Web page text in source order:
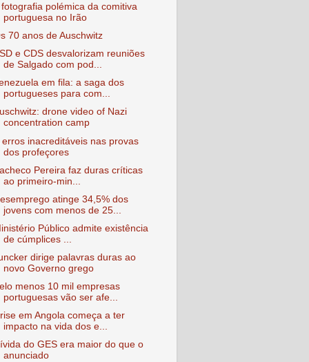
fotografia polémica da comitiva
portuguesa no Irão
70 anos de Auschwitz
e CDS desvalorizam reuniões
de Salgado com pod...
em fila: a saga dos
portugueses para com...
drone video of Nazi
concentration camp
erros inacreditáveis nas provas
dos profeçores
Pereira faz duras críticas
ao primeiro-min...
atinge 34,5% dos
jovens com menos de 25...
Público admite existência
de cúmplices ...
dirige palavras duras ao
novo Governo grego
menos 10 mil empresas
portuguesas vão ser afe...
em Angola começa a ter
impacto na vida dos e...
do GES era maior do que o
anunciado